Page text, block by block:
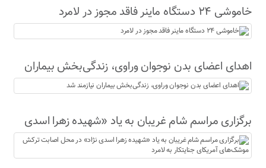
خاموشی ۲۴ دستگاه ماینر فاقد مجوز در لامرد
اهدای اعضای بدن نوجوان وراوی، زندگی‌بخش بیماران
نیازمند شد
برگزاری مراسم شام غریبان به یاد «شهیده زهرا اسدی
نژاد» در محل اصابت ترکش موشک‌های آمریکای
جنایتکار به لامرد